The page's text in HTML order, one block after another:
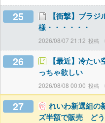
25
【衝撃】ブラ
様・・・・・・
2026/08/07 21:12
26
【最近】冷た
っちゃ欲しい
2026/08/08 00:00
27
れいわ新選組
ズ半額で販売 ど